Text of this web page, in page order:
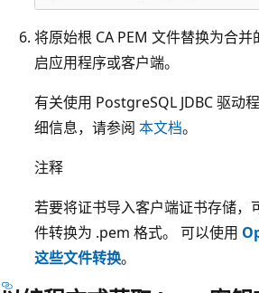
将原始根 CA PEM 文件替换为合
启应用程序或客户端。
有关使用 PostgreSQL JDBC 驱动
细信息，请参阅 本文档。
注释
若要将证书导入客户端证书存储，
件转换为 .pem 格式。 可以使用
这些文件转换。